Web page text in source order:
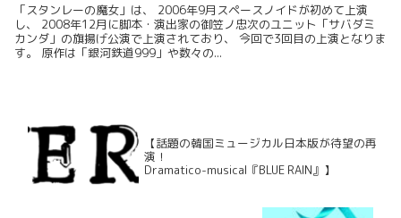
「スタンレーの魔女」は、 2006年9月スペースノイドが初めて上演
し、 2008年12月に脚本・演出家の御笠ノ忠次のユニット「サバダミ
カンダ」の旗揚げ公演で上演されており、 今回で3回目の上演となりま
す。 原作は「銀河鉄道999」や数々の...
【話題の韓国ミュージカル日本版が待望の再
演！
Dramatico-musical『BLUE RAIN』】